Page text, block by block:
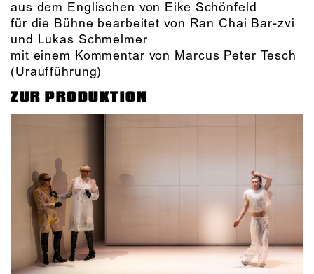
aus dem Englischen von Eike Schönfeld
für die Bühne bearbeitet von Ran Chai Bar-zvi
und Lukas Schmelmer
mit einem Kommentar von Marcus Peter Tesch
(Uraufführung)
ZUR PRODUKTION